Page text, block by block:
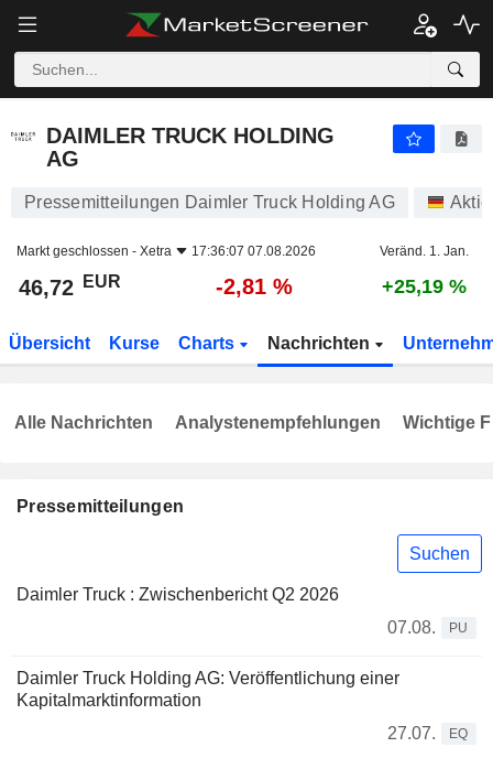
DAIMLER TRUCK HOLDING
AG
Pressemitteilungen Daimler Truck Holding AG
Markt geschlossen - Xetra 17:36:07 07.08.2026 Veränd. 1. Jan.
46,72 EUR -2,81 % +25,19 %
Übersicht Kurse Charts Nachrichten
Pressemitteilungen
Suchen
Daimler Truck : Zwischenbericht Q2 2026
07.08.
PU
Daimler Truck Holding AG: Veröffentlichung einer
Kapitalmarktinformation
27.07.
EQ
Alle Nachrichten Analystenempfehlungen Wichtige